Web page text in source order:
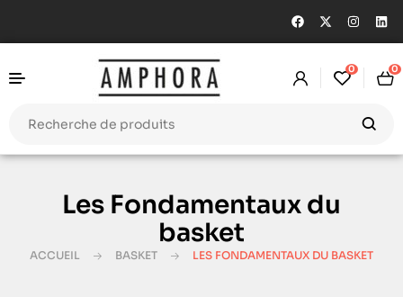
0 0
Les Fondamentaux du
basket
ACCUEIL BASKET LES FONDAMENTAUX DU BASKET